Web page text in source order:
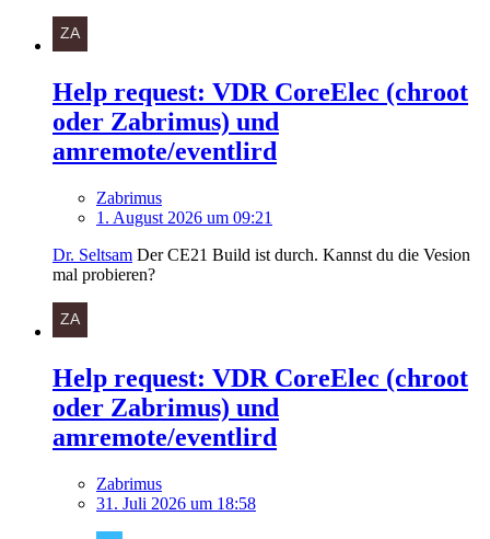
Help request: VDR CoreElec (chroot
oder Zabrimus) und
amremote/eventlird
Zabrimus
1. August 2026 um 09:21
Dr. Seltsam Der CE21 Build ist durch. Kannst du die Vesion
mal probieren?
Help request: VDR CoreElec (chroot
oder Zabrimus) und
amremote/eventlird
Zabrimus
31. Juli 2026 um 18:58